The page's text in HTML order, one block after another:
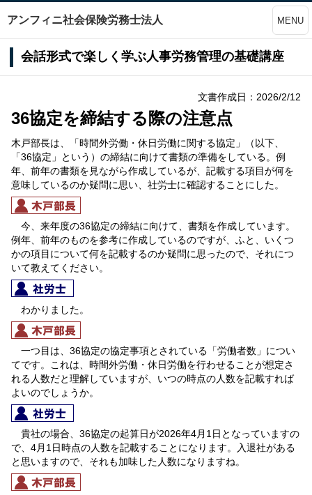
アンフィニ社会保険労務士法人 MENU
会話形式で楽しく学ぶ人事労務管理の基礎講座
文書作成日：2026/2/12
36協定を締結する際の注意点
木戸部長は、「時間外労働・休日労働に関する協定」（以下、
「36協定」という）の締結に向けて書類の準備をしている。例
年、前年の書類を見ながら作成しているが、記載する項目が何を
意味しているのか疑問に思い、社労士に確認することにした。
今、来年度の36協定の締結に向けて、書類を作成しています。
例年、前年のものを参考に作成しているのですが、ふと、いくつ
かの項目について何を記載するのか疑問に思ったので、それにつ
いて教えてください。
わかりました。
一つ目は、36協定の協定事項とされている「労働者数」につい
てです。これは、時間外労働・休日労働を行わせることが想定さ
れる人数だと理解していますが、いつの時点の人数を記載すれば
よいのでしょうか。
貴社の場合、36協定の起算日が2026年4月1日となっていますの
で、4月1日時点の人数を記載することになります。入退社がある
と思いますので、それも加味した人数になりますね。